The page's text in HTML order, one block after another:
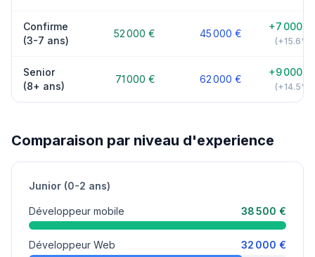
Confirme
(3-7 ans)
52 000 € 45 000 €
+7 000 €
(+15.6%)
Senior
(8+ ans)
71 000 € 62 000 €
+9 000 €
(+14.5%)
Comparaison par niveau d'experience
Junior (0-2 ans)
Développeur mobile 38 500 €
Développeur Web 32 000 €